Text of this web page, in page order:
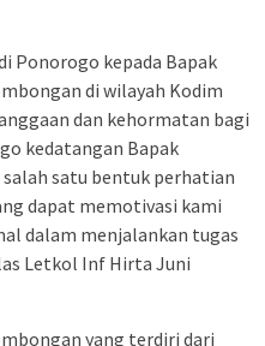
Ponorogo kepada Bapak
di wilayah Kodim
dan kehormatan bagi
kedatangan Bapak
salah satu bentuk perhatian
dapat memotivasi kami
dalam menjalankan tugas
Letkol Inf Hirta Juni
yang terdiri dari